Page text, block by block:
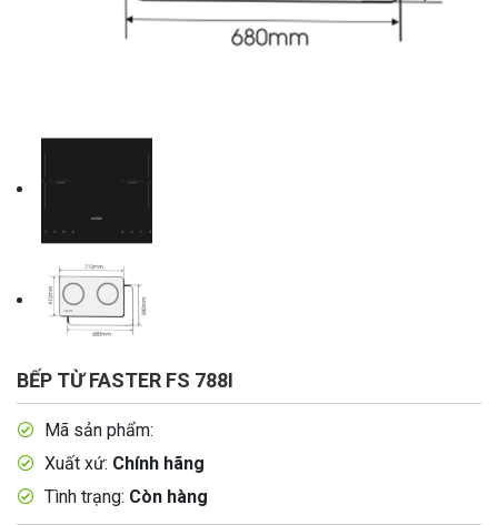
BẾP TỪ FASTER FS 788I
Mã sản phẩm:
Xuất xứ: Chính hãng
Tình trạng: Còn hàng